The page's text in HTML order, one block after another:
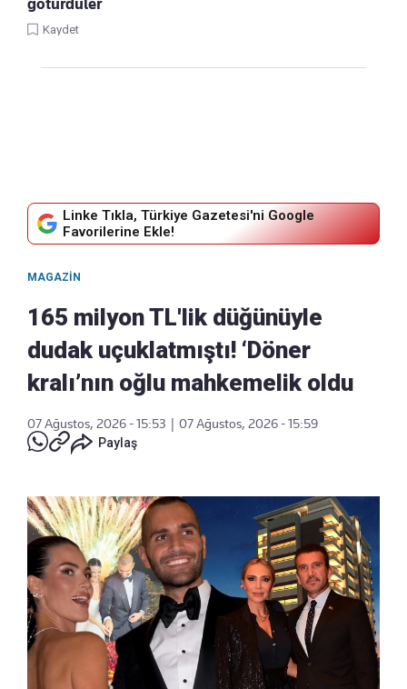
götürdüler
Kaydet
Linke Tıkla, Türkiye Gazetesi'ni Google
Favorilerine Ekle!
MAGAZIN
165 milyon TL'lik düğünüyle
dudak uçuklatmıştı! ‘Döner
kralı’nın oğlu mahkemelik oldu
07 Ağustos, 2026 - 15:53
07 Ağustos, 2026 - 15:59
Paylaş